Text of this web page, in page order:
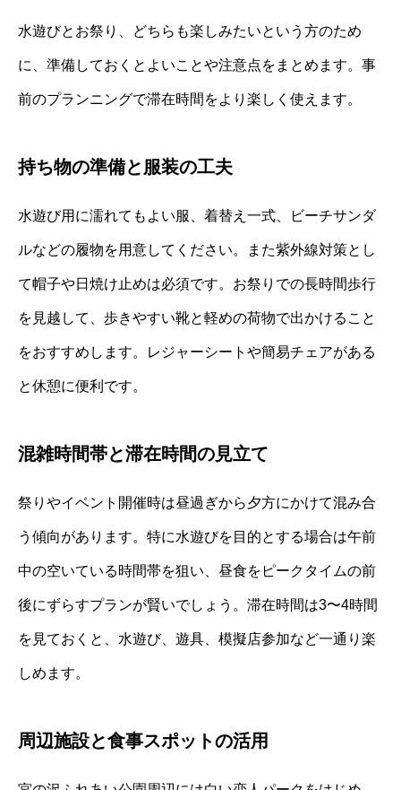
水遊びとお祭り、どちらも楽しみたいという方のため
に、準備しておくとよいことや注意点をまとめます。事
前のプランニングで滞在時間をより楽しく使えます。
持ち物の準備と服装の工夫
水遊び用に濡れてもよい服、着替え一式、ビーチサンダ
ルなどの履物を用意してください。また紫外線対策とし
て帽子や日焼け止めは必須です。お祭りでの長時間歩行
を見越して、歩きやすい靴と軽めの荷物で出かけること
をおすすめします。レジャーシートや簡易チェアがある
と休憩に便利です。
混雑時間帯と滞在時間の見立て
祭りやイベント開催時は昼過ぎから夕方にかけて混み合
う傾向があります。特に水遊びを目的とする場合は午前
中の空いている時間帯を狙い、昼食をピークタイムの前
後にずらすプランが賢いでしょう。滞在時間は3〜4時間
を見ておくと、水遊び、遊具、模擬店参加など一通り楽
しめます。
周辺施設と食事スポットの活用